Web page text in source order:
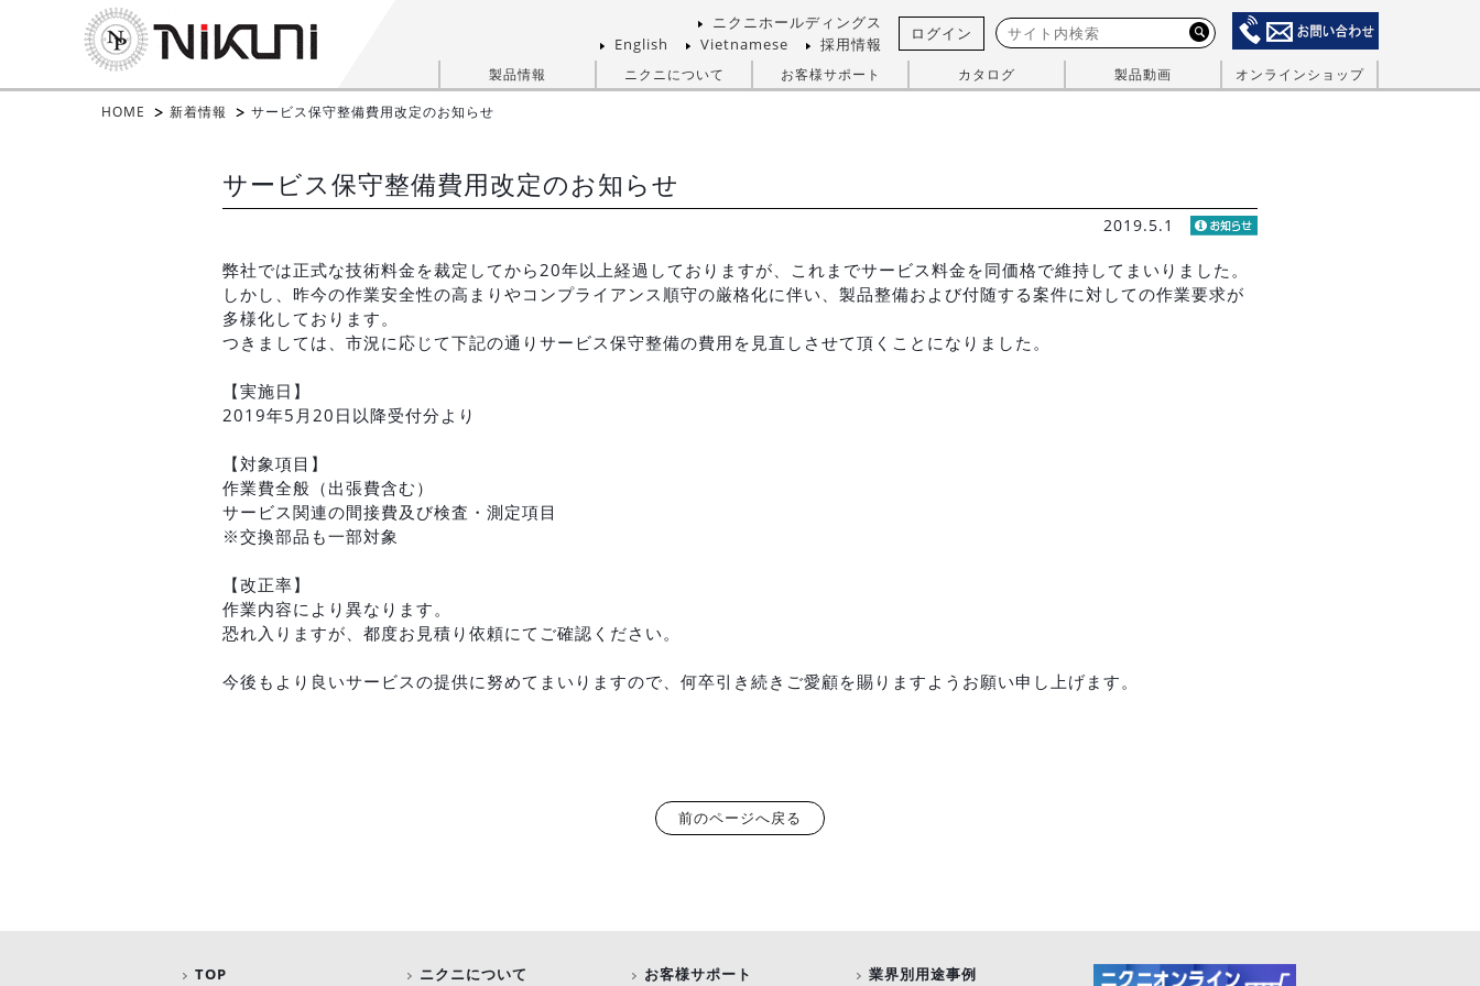
ニクニホールディングス
English
Vietnamese 採用情報
ログイン
製品情報 ニクニについて お客様サポート カタログ 製品動画 オンラインショップ
HOME 新着情報 サービス保守整備費用改定のお知らせ
サービス保守整備費用改定のお知らせ
2019.5.1
弊社では正式な技術料金を裁定してから20年以上経過しておりますが、これまでサービス料金を同価格で維持してまいりました。
しかし、昨今の作業安全性の高まりやコンプライアンス順守の厳格化に伴い、製品整備および付随する案件に対しての作業要求が
多様化しております。
つきましては、市況に応じて下記の通りサービス保守整備の費用を見直しさせて頂くことになりました。
【実施日】
2019年5月20日以降受付分より
【対象項目】
作業費全般（出張費含む）
サービス関連の間接費及び検査・測定項目
※交換部品も一部対象
【改正率】
作業内容により異なります。
恐れ入りますが、都度お見積り依頼にてご確認ください。
今後もより良いサービスの提供に努めてまいりますので、何卒引き続きご愛顧を賜りますようお願い申し上げます。
前のページへ戻る
TOP ニクニについて お客様サポート 業界別用途事例